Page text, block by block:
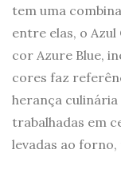
tem uma
entre elas, o
cor Azure Blue,
cores faz
herança culinária
trabalhadas em
levadas ao